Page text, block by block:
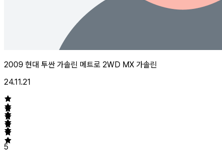
2009 현대 투싼 가솔린 메트로 2WD MX 가솔린
24.11.21
5